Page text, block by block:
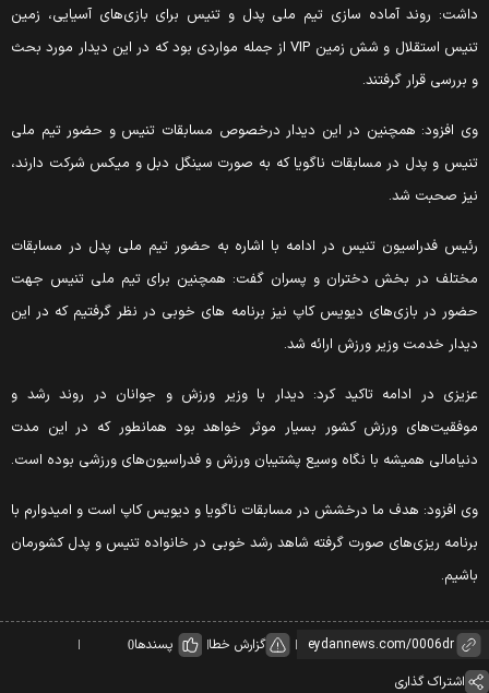
روند آماده سازی تیم ملی پدل و تنیس برای بازی‌های آسیایی، زمین
تنیس استقلال و شش زمین VIP از جمله مواردی بود که در این دیدار مورد بحث
بررسی قرار گرفتند.
افزود: همچنین در این دیدار درخصوص مسابقات تنیس و حضور تیم ملی
و پدل در مسابقات ناگویا که به صورت سینگل دبل و میکس شرکت دارند،
صحبت شد.
فدراسیون تنیس در ادامه با اشاره به حضور تیم ملی پدل در مسابقات
در بخش دختران و پسران گفت: همچنین برای تیم ملی تنیس جهت
در بازی‌های دیویس کاپ نیز برنامه های خوبی در نظر گرفتیم که در این
خدمت وزیر ورزش ارائه شد.
در ادامه تاکید کرد: دیدار با وزیر ورزش و جوانان در روند رشد و
ورزش کشور بسیار موثر خواهد بود همانطور که در این مدت
همیشه با نگاه وسیع پشتیبان ورزش و فدراسیون‌های ورزشی بوده‌ است.
افزود: هدف ما درخشش در مسابقات ناگویا و دیویس کاپ است و امیدوارم با
ریزی‌های صورت گرفته شاهد رشد خوبی در خانواده تنیس و پدل کشورمان
گزارش خطا پسندها0
اشتراک گذاری